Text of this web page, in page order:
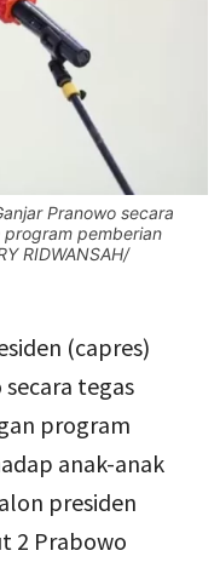
Pranowo secara
pemberian
RIDWANSAH/
(capres)
tegas
program
anak-anak
presiden
2 Prabowo